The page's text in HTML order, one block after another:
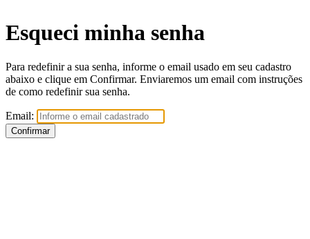
Esqueci minha senha
Para redefinir a sua senha, informe o email usado em seu cadastro
abaixo e clique em Confirmar. Enviaremos um email com instruções
de como redefinir sua senha.
Email: